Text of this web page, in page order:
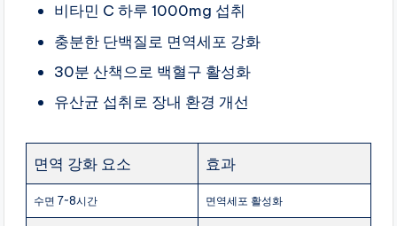
비타민 C 하루 1000mg 섭취
충분한 단백질로 면역세포 강화
30분 산책으로 백혈구 활성화
유산균 섭취로 장내 환경 개선
면역 강화 요소 효과
수면 7~8시간 면역세포 활성화